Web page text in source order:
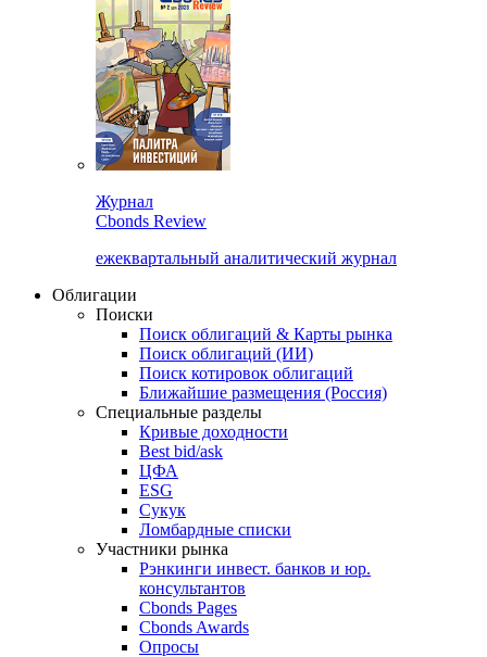
Журнал
Cbonds Review
ежеквартальный аналитический журнал
Облигации
Поиски
Поиск облигаций & Карты рынка
Поиск облигаций (ИИ)
Поиск котировок облигаций
Ближайшие размещения (Россия)
Специальные разделы
Кривые доходности
Best bid/ask
ЦФА
ESG
Сукук
Ломбардные списки
Участники рынка
Рэнкинги инвест. банков и юр.
консультантов
Cbonds Pages
Cbonds Awards
Опросы